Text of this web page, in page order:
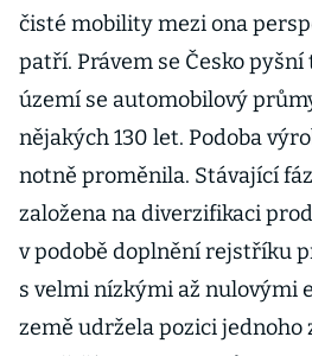
čisté mobility mezi ona
patří. Právem se Česko pyšní
území se automobilový
nějakých 130 let. Podoba
notně proměnila. Stávající
založena na diverzifikaci
v podobě doplnění rejstříku
s velmi nízkými až nulovými
země udržela pozici jednoho